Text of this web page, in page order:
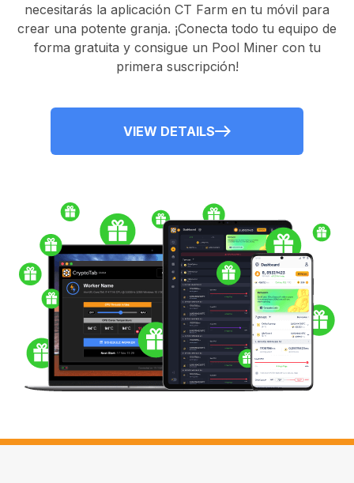
necesitarás la aplicación CT Farm en tu móvil para
crear una potente granja. ¡Conecta todo tu equipo de
forma gratuita y consigue un Pool Minercon tu
primera suscripción!
VIEW DETAILS